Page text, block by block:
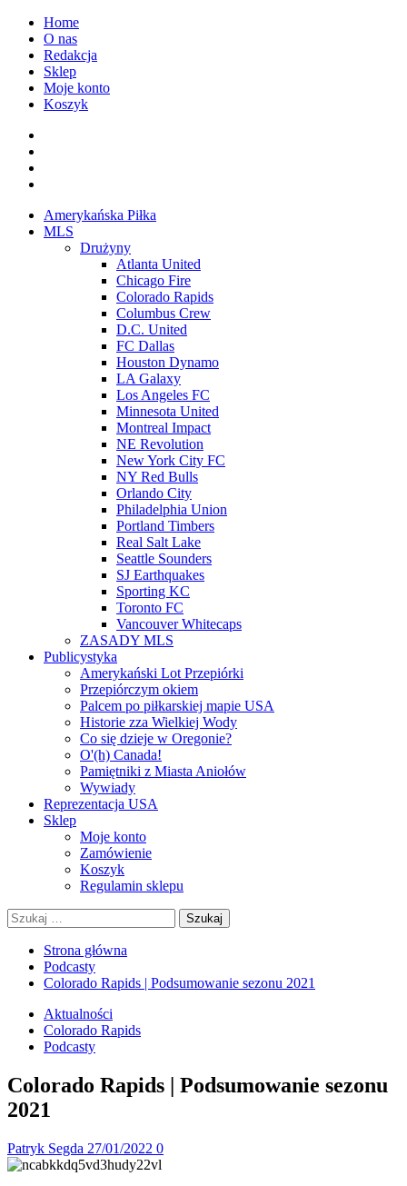
Przejdź
treści
Home
O nas
Redakcja
Sklep
Moje konto
Koszyk
Menu
główne
Amerykańska Piłka
MLS
Drużyny
Atlanta United
Chicago Fire
Colorado Rapids
Columbus Crew
D.C. United
FC Dallas
Houston Dynamo
LA Galaxy
Los Angeles FC
Minnesota United
Montreal Impact
NE Revolution
New York City FC
NY Red Bulls
Orlando City
Philadelphia Union
Portland Timbers
Real Salt Lake
Seattle Sounders
SJ Earthquakes
Sporting KC
Toronto FC
Vancouver Whitecaps
ZASADY MLS
Publicystyka
Amerykański Lot Przepiórki
Przepiórczym okiem
Palcem po piłkarskiej mapie USA
Historie zza Wielkiej Wody
Co się dzieje w Oregonie?
O'(h) Canada!
Pamiętniki z Miasta Aniołów
Wywiady
Reprezentacja USA
Sklep
Moje konto
Zamówienie
Koszyk
Regulamin sklepu
Szukaj:
Strona główna
Podcasty
Colorado Rapids | Podsumowanie sezonu 2021
Aktualności
Colorado Rapids
Podcasty
Colorado Rapids | Podsumowanie sezonu
2021
Patryk Segda 27/01/2022 0